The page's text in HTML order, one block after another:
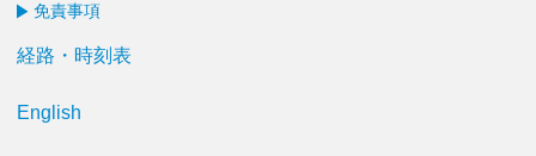
免責事項
経路・時刻表
English